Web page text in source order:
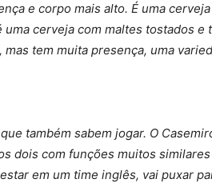
e corpo mais alto. É uma
cerveja com maltes tostados
tem muita presença, uma
também sabem jogar. O
dois com funções muitos
em um time inglês, vai puxar